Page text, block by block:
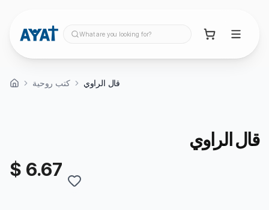
What are you looking for?
كتب روحية قال الراوي
قال الراوي
$ 6.67